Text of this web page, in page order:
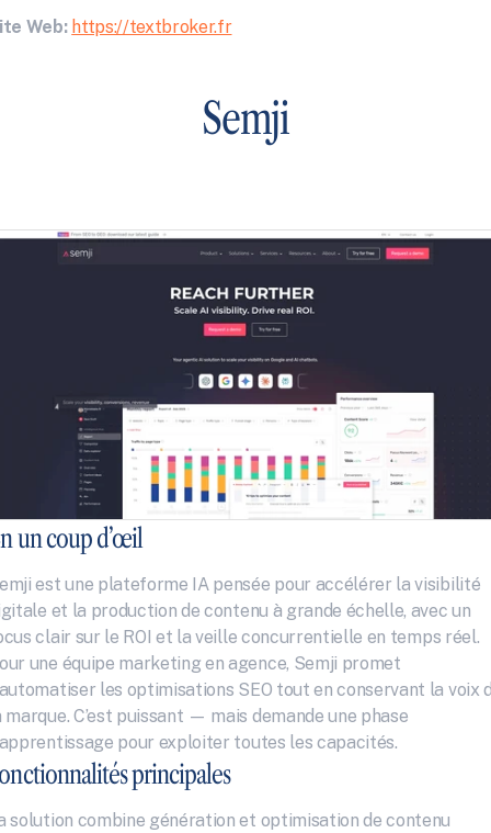
Web: https://textbroker.fr
Semji
un coup d’œil
est une plateforme IA pensée pour accélérer la visibilité
et la production de contenu à grande échelle, avec un
clair sur le ROI et la veille concurrentielle en temps réel.
une équipe marketing en agence, Semji promet
les optimisations SEO tout en conservant la voix
marque. C’est puissant — mais demande une phase
pour exploiter toutes les capacités.
principales
solution combine génération et optimisation de contenu